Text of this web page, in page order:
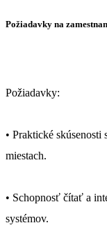
Požiadavky na
Požiadavky:
• Praktické
miestach.
• Schopnosť čítať a
systémov.